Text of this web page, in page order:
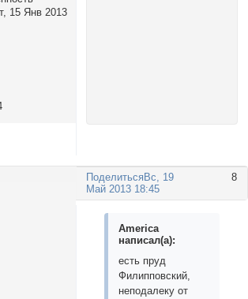
15 Янв 2013
Поделиться 8
Вс, 19
Май 2013 18:45
America
написал(а):
есть пруд
Филипповский,
неподалеку от